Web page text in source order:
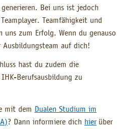
Bei uns ist jedoch
Teamfähigkeit und
uns zum Erfolg. Wenn du genauso
auf dich!
hast du zudem die
Berufsausbildung zu
mit dem Dualen Studium im
? Dann informiere dich hier über